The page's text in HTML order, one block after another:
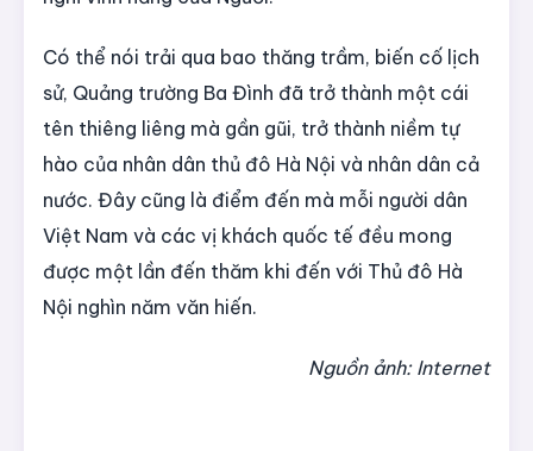
Có thể nói trải qua bao thăng trầm, biến cố lịch
sử, Quảng trường Ba Đình đã trở thành một cái
tên thiêng liêng mà gần gũi, trở thành niềm tự
hào của nhân dân thủ đô Hà Nội và nhân dân cả
nước. Đây cũng là điểm đến mà mỗi người dân
Việt Nam và các vị khách quốc tế đều mong
được một lần đến thăm khi đến với Thủ đô Hà
Nội nghìn năm văn hiến.
Nguồn ảnh: Internet